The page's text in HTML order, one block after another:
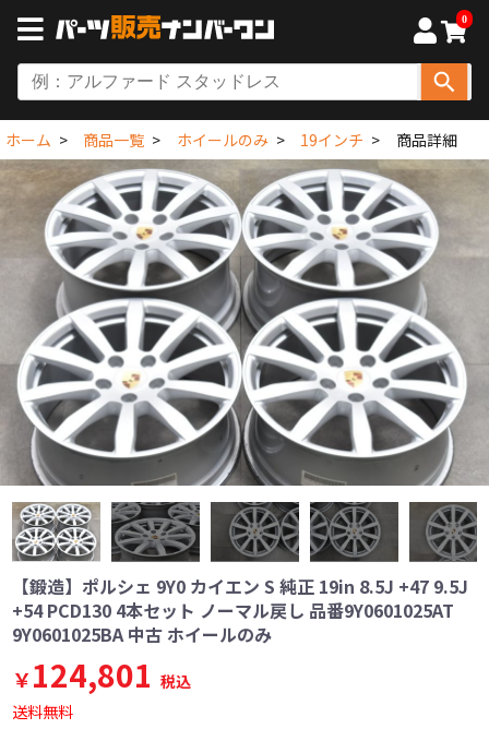
0
ホーム 商品一覧 ホイールのみ 19インチ 商品詳細
【鍛造】ポルシェ 9Y0 カイエン S 純正 19in 8.5J +47 9.5J
+54 PCD130 4本セット ノーマル戻し 品番9Y0601025AT
9Y0601025BA 中古 ホイールのみ
￥124,801 税込
送料無料